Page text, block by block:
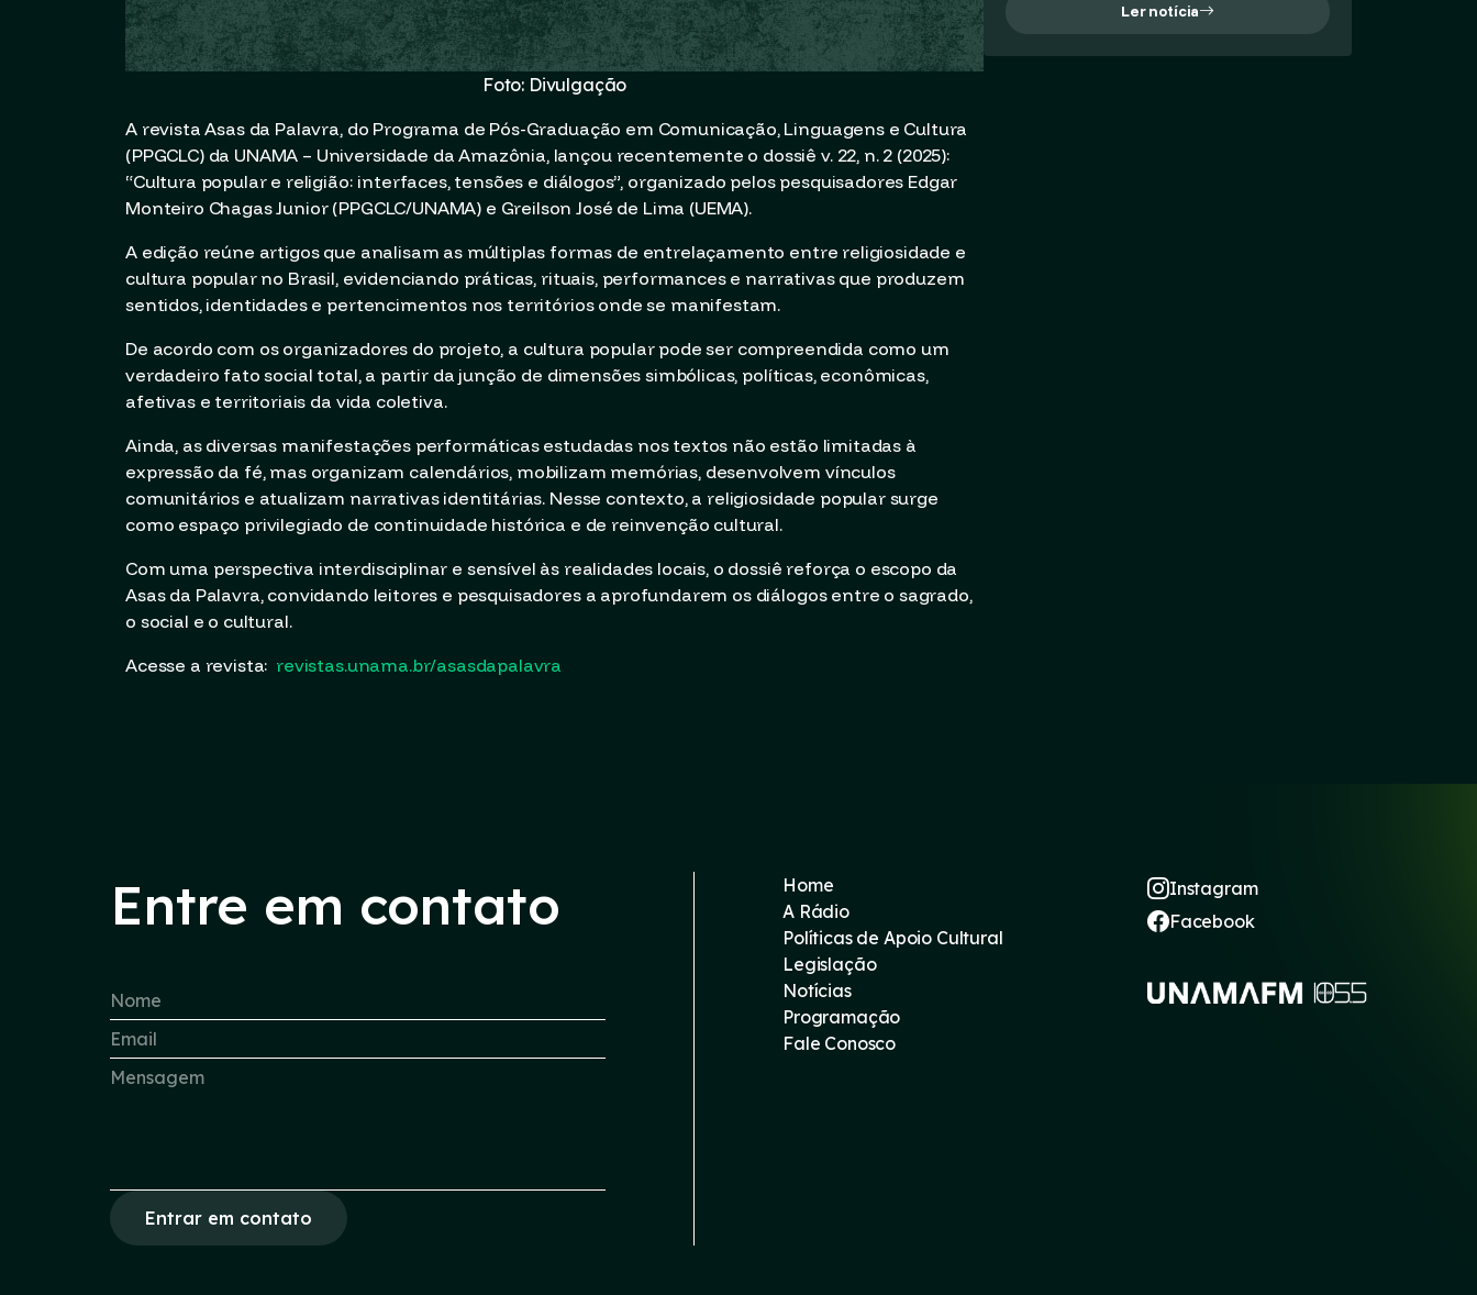
Foto: Divulgação
A revista Asas da Palavra, do Programa de Pós-Graduação em Comunicação, Linguagens e Cultura
(PPGCLC) da UNAMA – Universidade da Amazônia, lançou recentemente o dossiê v. 22, n. 2 (2025):
“Cultura popular e religião: interfaces, tensões e diálogos”, organizado pelos pesquisadores Edgar
Monteiro Chagas Junior (PPGCLC/UNAMA) e Greilson José de Lima (UEMA).
A edição reúne artigos que analisam as múltiplas formas de entrelaçamento entre religiosidade e
cultura popular no Brasil, evidenciando práticas, rituais, performances e narrativas que produzem
sentidos, identidades e pertencimentos nos territórios onde se manifestam.
De acordo com os organizadores do projeto, a cultura popular pode ser compreendida como um
verdadeiro fato social total, a partir da junção de dimensões simbólicas, políticas, econômicas,
afetivas e territoriais da vida coletiva.
Ainda, as diversas manifestações performáticas estudadas nos textos não estão limitadas à
expressão da fé, mas organizam calendários, mobilizam memórias, desenvolvem vínculos
comunitários e atualizam narrativas identitárias. Nesse contexto, a religiosidade popular surge
como espaço privilegiado de continuidade histórica e de reinvenção cultural.
Com uma perspectiva interdisciplinar e sensível às realidades locais, o dossiê reforça o escopo da
Asas da Palavra, convidando leitores e pesquisadores a aprofundarem os diálogos entre o sagrado,
o social e o cultural.
Acesse a revista: revistas.unama.br/asasdapalavra
Ler notícia
Entre em contato
Entrar em contato
Home
A Rádio
Políticas de Apoio Cultural
Legislação
Notícias
Programação
Fale Conosco
Instagram
Facebook